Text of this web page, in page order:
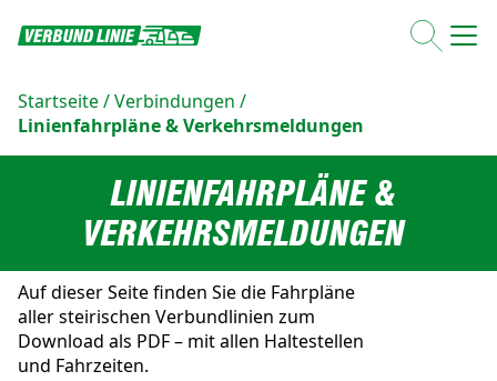
Startseite/Verbindungen /
Linienfahrpläne & Verkehrsmeldungen
LINIENFAHRPLÄNE &
VERKEHRSMELDUNGEN
Auf dieser Seite finden Sie die Fahrpläne
aller steirischen Verbundlinien zum
Download als PDF – mit allen Haltestellen
und Fahrzeiten.